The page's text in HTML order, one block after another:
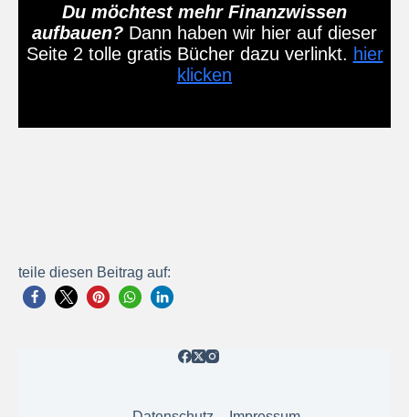
Du möchtest mehr Finanzwissen
aufbauen? Dann haben wir hier auf dieser
Seite 2 tolle gratis Bücher dazu verlinkt. hier
klicken
teile diesen Beitrag auf: